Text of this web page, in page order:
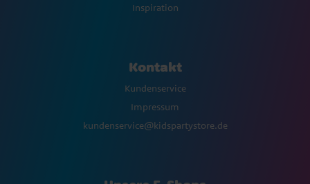
Inspiration
Kontakt
Kundenservice
Impressum
kundenservice@kidspartystore.de